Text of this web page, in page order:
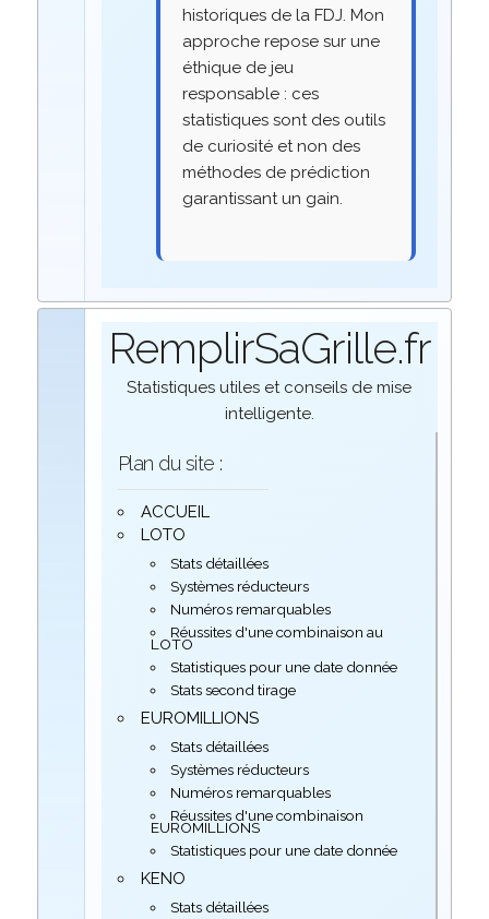
historiques de la FDJ. Mon
approche repose sur une
éthique de jeu
responsable : ces
statistiques sont des outils
de curiosité et non des
méthodes de prédiction
garantissant un gain.
RemplirSaGrille.fr
Statistiques utiles et conseils de mise
intelligente.
Plan du site :
ACCUEIL
LOTO
Stats détaillées
Systèmes réducteurs
Numéros remarquables
Réussites d'une combinaison au
LOTO
Statistiques pour une date donnée
Stats second tirage
EUROMILLIONS
Stats détaillées
Systèmes réducteurs
Numéros remarquables
Réussites d'une combinaison
EUROMILLIONS
Statistiques pour une date donnée
KENO
Stats détaillées